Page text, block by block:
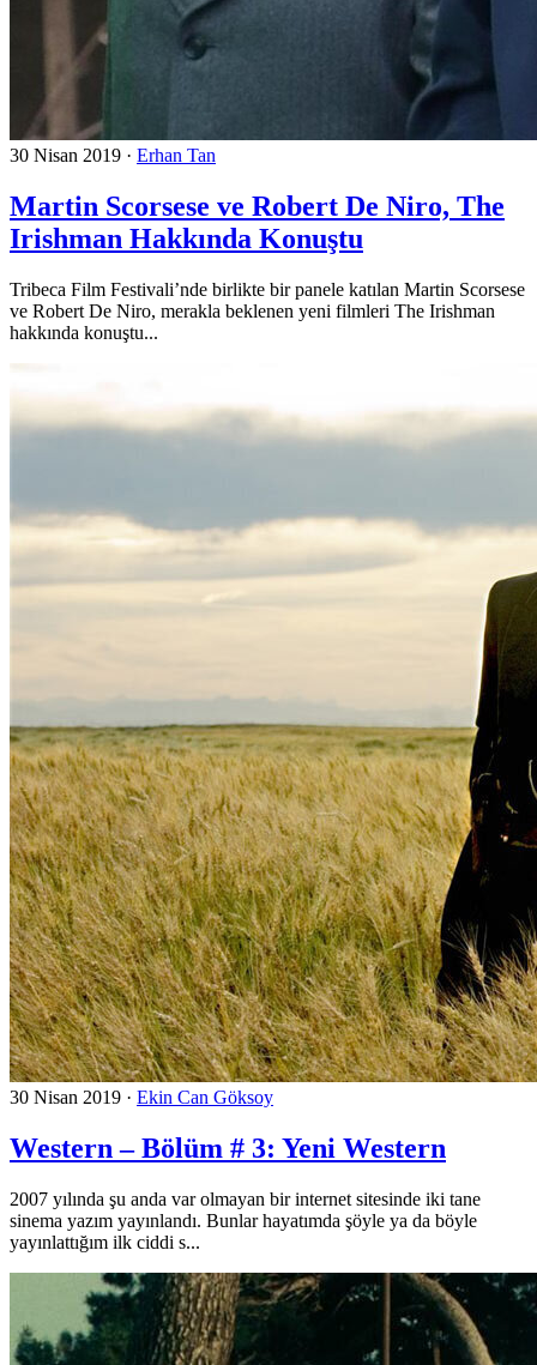
30 Nisan 2019 · Erhan Tan
Martin Scorsese ve Robert De Niro, The
Irishman Hakkında Konuştu
Tribeca Film Festivali’nde birlikte bir panele katılan Martin Scorsese
ve Robert De Niro, merakla beklenen yeni filmleri The Irishman
hakkında konuştu...
30 Nisan 2019 · Ekin Can Göksoy
Western – Bölüm # 3: Yeni Western
2007 yılında şu anda var olmayan bir internet sitesinde iki tane
sinema yazım yayınlandı. Bunlar hayatımda şöyle ya da böyle
yayınlattığım ilk ciddi s...